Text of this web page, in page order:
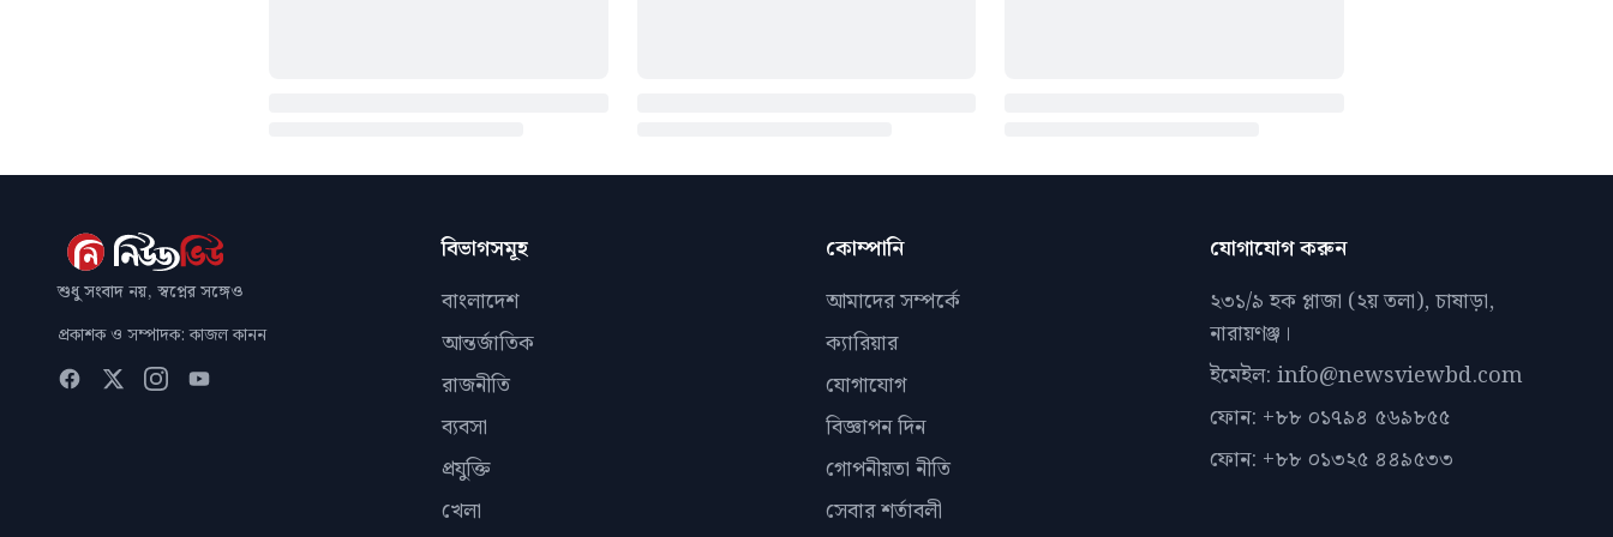
শুধু সংবাদ নয়, স্বপ্নের সঙ্গেও
প্রকাশক ও সম্পাদক: কাজল কানন
বিভাগসমূহ
বাংলাদেশ
আন্তর্জাতিক
রাজনীতি
ব্যবসা
প্রযুক্তি
খেলা
কোম্পানি
আমাদের সম্পর্কে
ক্যারিয়ার
যোগাযোগ
বিজ্ঞাপন দিন
গোপনীয়তা নীতি
সেবার শর্তাবলী
যোগাযোগ করুন
২৩১/৯ হক প্লাজা (২য় তলা), চাষাড়া,
নারায়ণঞ্জ।
ইমেইল: info@newsviewbd.com
ফোন: +৮৮ ০১৭৯৪ ৫৬৯৮৫৫
ফোন: +৮৮ ০১৩২৫ ৪৪৯৫৩৩